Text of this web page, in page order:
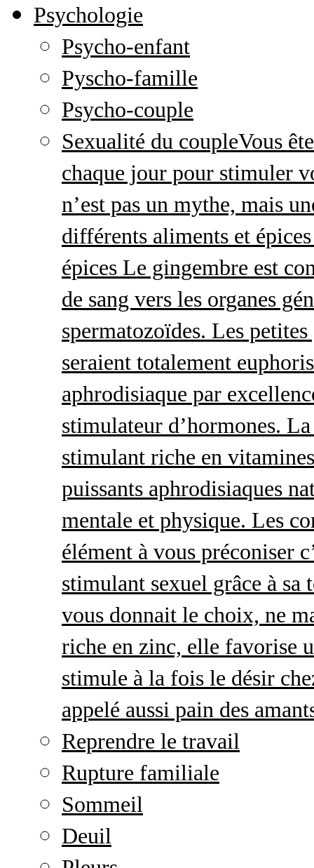
Psychologie
Psycho-enfant
Pyscho-famille
Psycho-couple
Sexualité du coupleVous
chaque jour pour stimuler
n’est pas un mythe, mais
différents aliments et
épices Le gingembre est
de sang vers les organes
spermatozoïdes. Les
seraient totalement
aphrodisiaque par
stimulateur d’hormones.
stimulant riche en
puissants aphrodisiaques
mentale et physique. Les
élément à vous préconiser
stimulant sexuel grâce à sa
vous donnait le choix, ne
riche en zinc, elle favorise
stimule à la fois le désir
appelé aussi pain des
Reprendre le travail
Rupture familiale
Sommeil
Deuil